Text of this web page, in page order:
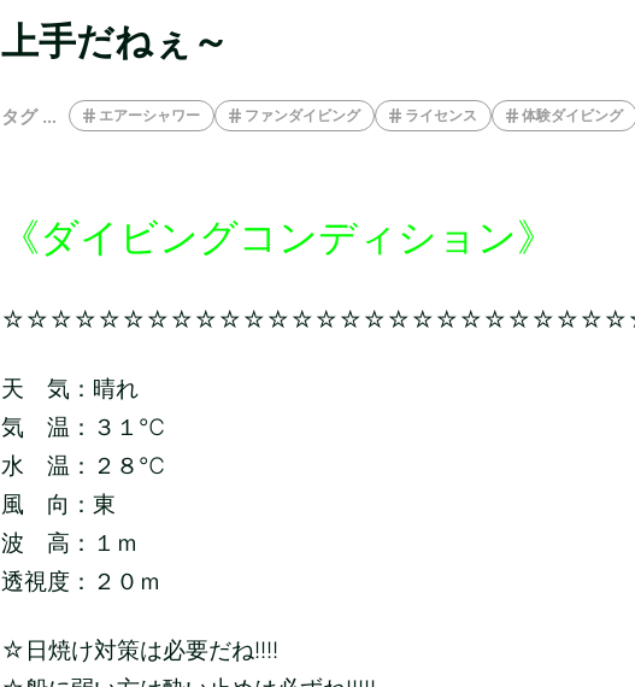
上手だねぇ～
タグ … エアーシャワー ファンダイビング ライセンス 体験ダイビング
《ダイビングコンディション》
天 気：晴れ
気 温：３１ ℃
水 温：２８ ℃
風 向：東
波 高：１ｍ
透視度：２０ｍ
☆日焼け対策は必要だね!!!!